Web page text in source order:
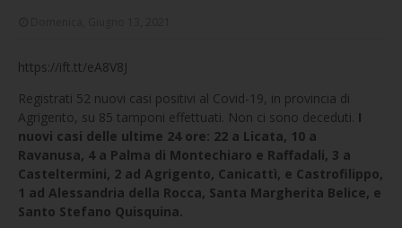
https://ift.tt/eA8V8J
Registrati 52 nuovi casi positivi al Covid-19, in provincia di
Agrigento, su 85 tamponi effettuati. Non ci sono deceduti. I
nuovi casi delle ultime 24 ore: 22 a Licata, 10 a
Ravanusa, 4 a Palma di Montechiaro e Raffadali, 3 a
Casteltermini, 2 ad Agrigento, Canicattì, e Castrofilippo,
1 ad Alessandria della Rocca, Santa Margherita Belice, e
Santo Stefano Quisquina.